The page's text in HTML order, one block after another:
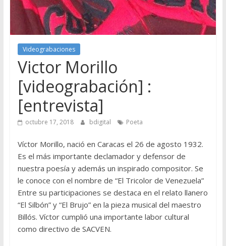
Videograbaciones
Victor Morillo
[videograbación] :
[entrevista]
octubre 17, 2018 bdigital Poeta
Víctor Morillo, nació en Caracas el 26 de agosto 1932.
Es el más importante declamador y defensor de
nuestra poesía y además un inspirado compositor. Se
le conoce con el nombre de “El Tricolor de Venezuela”
Entre su participaciones se destaca en el relato llanero
“El Silbón” y “El Brujo” en la pieza musical del maestro
Billós. Víctor cumplió una importante labor cultural
como directivo de SACVEN.